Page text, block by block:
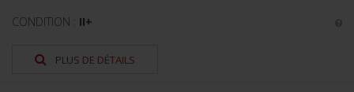
CONDITION : II+
PLUS DE DÉTAILS